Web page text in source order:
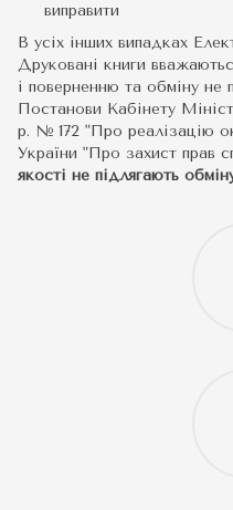
виправити
В усіх інших випадках
Друковані книги
і поверненню та обміну не
Постанови Кабінету
р. № 172 "Про реалізацію
України "Про захист прав
якості не підлягають